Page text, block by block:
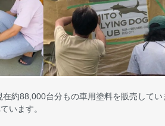
約88,000台分もの車用塗料を販売して
います。